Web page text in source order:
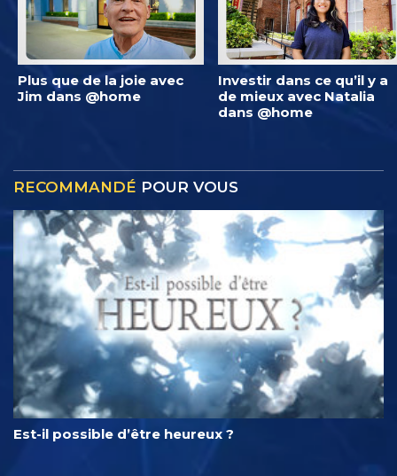
Plus que de la joie avec
Jim dans @home
Investir dans ce qu’il y a
de mieux avec Natalia
dans @home
RECOMMANDÉ POUR VOUS
Est-il possible d’être heureux ?